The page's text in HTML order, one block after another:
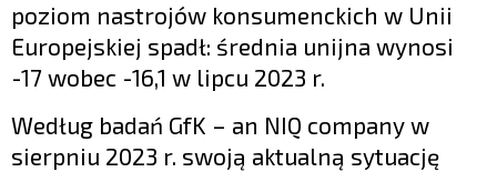
poziom nastrojów konsumenckich w Unii
Europejskiej spadł: średnia unijna wynosi
-17 wobec -16,1 w lipcu 2023 r.
Według badań GfK – an NIQ company w
sierpniu 2023 r. swoją aktualną sytuację